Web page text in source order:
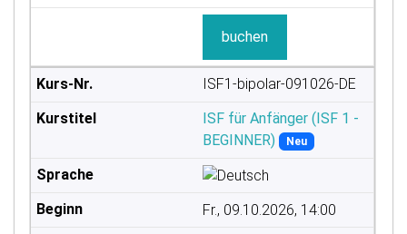
buchen
ISF1-bipolar-091026-DE
ISF für Anfänger (ISF 1 -
BEGINNER)
Neu
Fr., 09.10.2026, 14:00